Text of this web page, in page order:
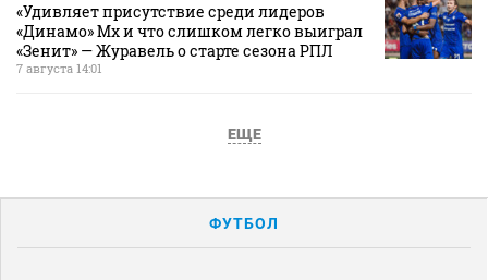
«Удивляет присутствие среди лидеров
«Динамо» Мх и что слишком легко выиграл
«Зенит» — Журавель о старте сезона РПЛ
7 августа 14:01
ЕЩЕ
ФУТБОЛ